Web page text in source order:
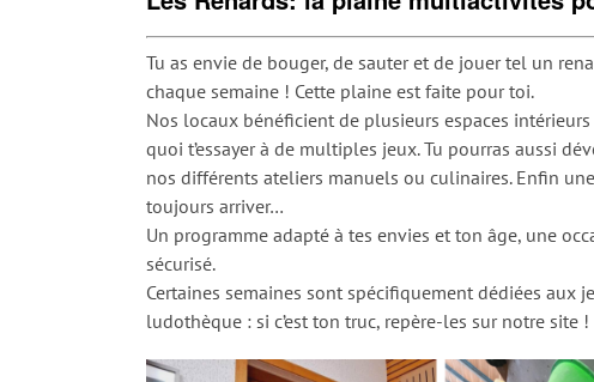
Tu as envie de bouger, de sauter et de jouer tel un
chaque semaine ! Cette plaine est faite pour toi.
Nos locaux bénéficient de plusieurs espaces
quoi t’essayer à de multiples jeux. Tu pourras aussi
nos différents ateliers manuels ou culinaires. Enfin
toujours arriver…
Un programme adapté à tes envies et ton âge, une
sécurisé.
Certaines semaines sont spécifiquement dédiées aux
ludothèque : si c’est ton truc, repère-les sur notre site !